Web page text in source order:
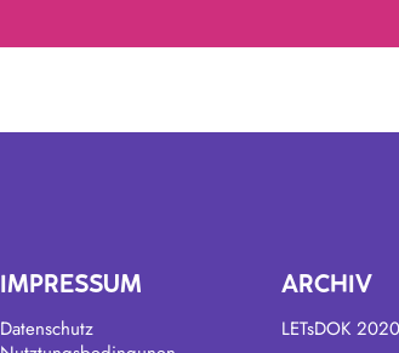
IMPRESSUM
Datenschutz
ARCHIV
LETsDOK 2020